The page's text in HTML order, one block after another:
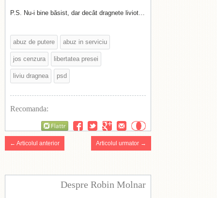
P.S. Nu-i bine băsist, dar decât dragnete liviot…
abuz de putere abuz in serviciu
jos cenzura libertatea presei
liviu dragnea psd
Recomanda:
← Articolul anterior Articolul urmator →
Despre Robin Molnar